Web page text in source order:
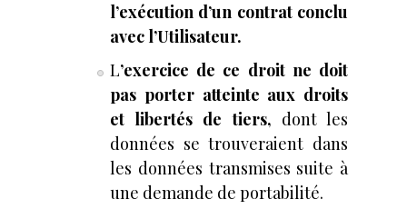
l’exécution d’un contrat conclu
avec l’Utilisateur.
L’exercice de ce droit ne doit
pas porter atteinte aux droits
et libertés de tiers, dont les
données se trouveraient dans
les données transmises suite à
une demande de portabilité.